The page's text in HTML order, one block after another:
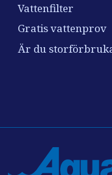
Vattenfilter
Gratis vattenprov
Är du